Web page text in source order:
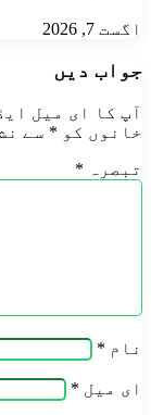
اگست 7, 2026
جواب دیں
آپ کا ای میل
خانوں کو * سے
تبصرہ *
نام *
ای میل *